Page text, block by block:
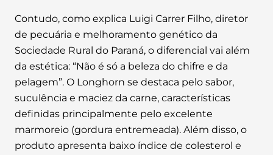
Contudo, como explica Luigi Carrer Filho, diretor
de pecuária e melhoramento genético da
Sociedade Rural do Paraná, o diferencial vai além
da estética: “Não é só a beleza do chifre e da
pelagem”. O Longhorn se destaca pelo sabor,
suculência e maciez da carne, características
definidas principalmente pelo excelente
marmoreio (gordura entremeada). Além disso, o
produto apresenta baixo índice de colesterol e